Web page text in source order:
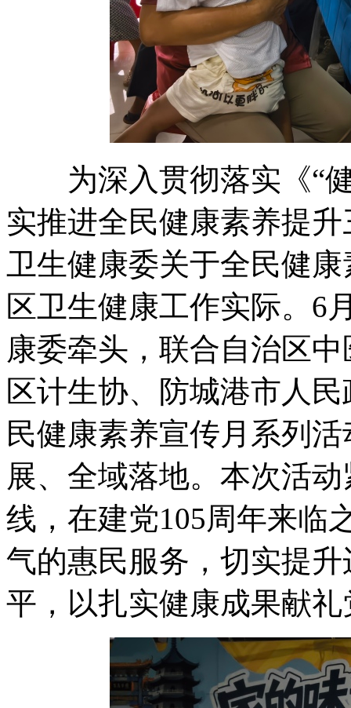
为深入贯彻落实《“健
实推进全民健康素养提
卫生健康委关于全民健
区卫生健康工作实际。6
康委牵头，联合自治区
区计生协、防城港市人
民健康素养宣传月系列
展、全域落地。本次活
线，在建党105周年来临
气的惠民服务，切实提
平，以扎实健康成果献